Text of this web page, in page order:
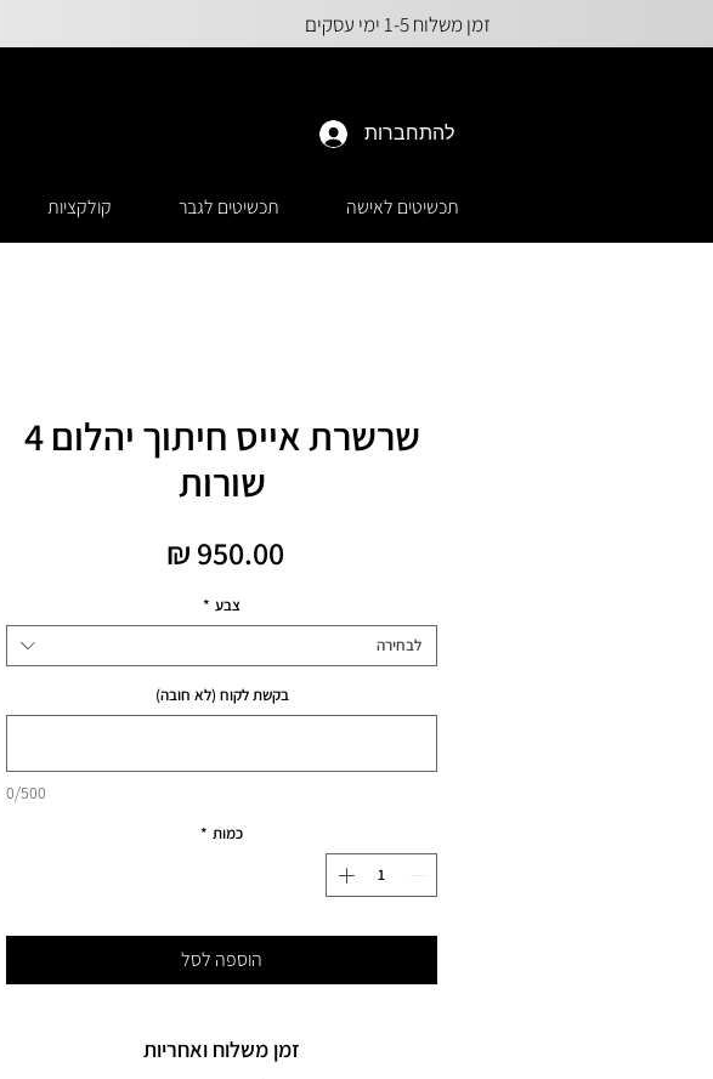
זמן משלוח 1-5 ימי עסקים
להתחברות
תכשיטים לאישה תכשיטים לגבר קולקציות
שרשרת אייס חיתוך יהלום 4
שורות
צבע *
לבחירה
בקשת לקוח (לא חובה)
0/500
כמות *
הוספה לסל
זמן משלוח ואחריות